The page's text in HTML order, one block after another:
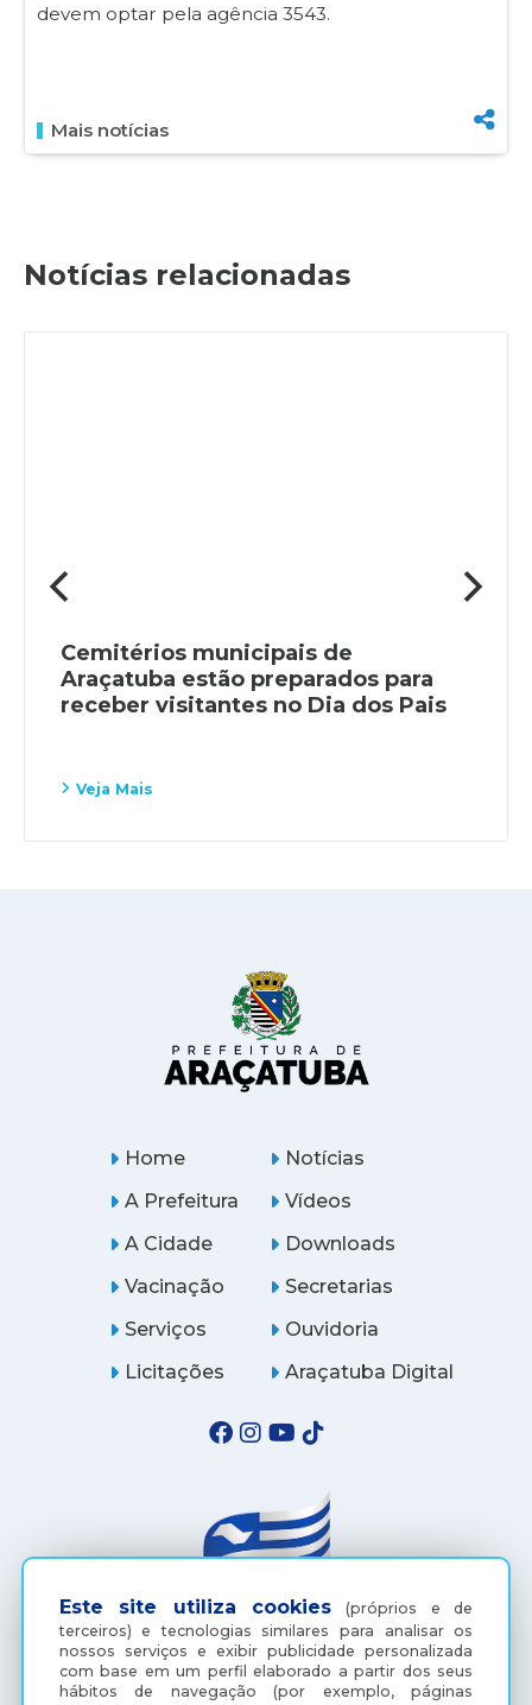
devem optar pela agência 3543.
Mais notícias
Notícias relacionadas
Cemitérios municipais de
Araçatuba estão preparados para
receber visitantes no Dia dos Pais
Veja Mais
Este site utiliza cookies (próprios e de
terceiros) e tecnologias similares para analisar os
nossos serviços e exibir publicidade personalizada
com base em um perfil elaborado a partir dos seus
hábitos de navegação (por exemplo, páginas
Home
A Prefeitura
A Cidade
Notícias
Vídeos
Downloads
Vacinação
Serviços
Licitações
Secretarias
Ouvidoria
Araçatuba Digital
(18) 3607-6500